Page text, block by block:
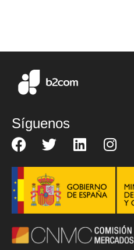
Síguenos